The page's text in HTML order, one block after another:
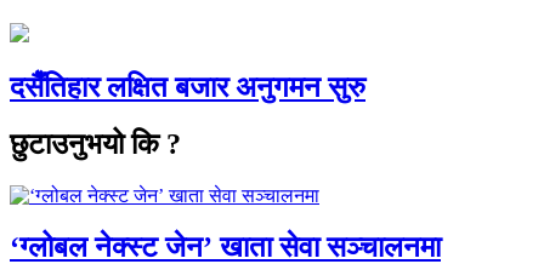
दसैँतिहार लक्षित बजार अनुगमन सुरु
छुटाउनुभयो कि ?
‘ग्लोबल नेक्स्ट जेन’ खाता सेवा सञ्चालनमा